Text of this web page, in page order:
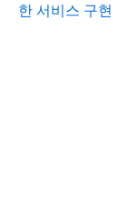
한 서비스 구현